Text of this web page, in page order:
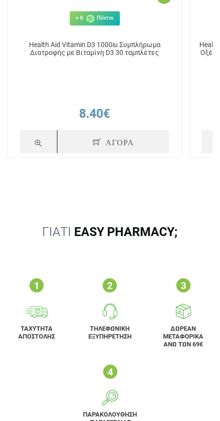
+ 8 Πόντοι
Health Aid Vitamin D3 1000iu Συμπλήρωμα
Διατροφής με Βιταμίνη D3 30 ταμπλέτες
8.40€
ΑΓΟΡΑ
Οξέα
ΓΙΑΤΙ EASY PHARMACY;
ΤΑΧΥΤΗΤΑ
ΑΠΟΣΤΟΛΗΣ
ΤΗΛΕΦΩΝΙΚΗ
ΕΞΥΠΗΡΕΤΗΣΗ
ΔΩΡΕΑΝ
ΜΕΤΑΦΟΡΙΚΑ
ΑΝΩ ΤΩΝ 69€
ΠΑΡΑΚΟΛΟΥΘΗΣΗ